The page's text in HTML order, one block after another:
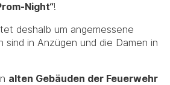
Night“!
deshalb um angemessene
sind in Anzügen und die Damen in
alten Gebäuden der Feuerwehr